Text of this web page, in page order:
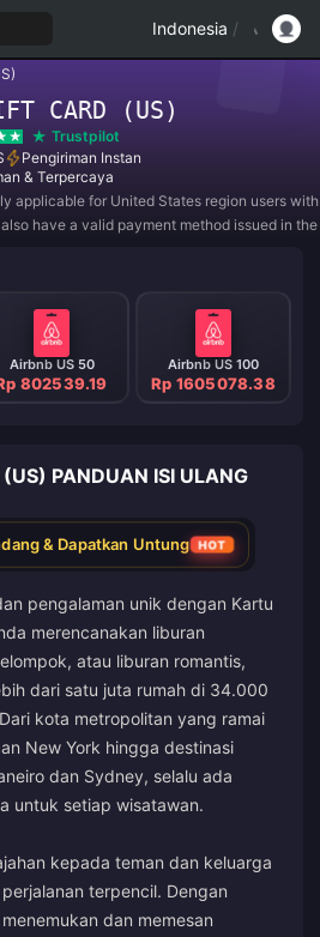
Indonesia /
CARD (US)
Trustpilot
Pengiriman Instan
& Terpercaya
applicable for United States region users
have a valid payment method issued in
Airbnb US 50
802539.19
Airbnb US 100
Rp 1605078.38
PANDUAN ISI ULANG
& Dapatkan Untung HOT
pengalaman unik dengan Kartu
merencanakan liburan
atau liburan romantis,
dari satu juta rumah di 34.000
kota metropolitan yang ramai
New York hingga destinasi
dan Sydney, selalu ada
untuk setiap wisatawan.
kepada teman dan keluarga
terpencil. Dengan
dan memesan